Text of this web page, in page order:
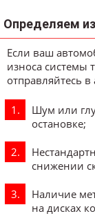
Определяем
Если ваш
износа системы
отправляйтесь в
Шум или
остановке;
снижении
Наличие
на дисках